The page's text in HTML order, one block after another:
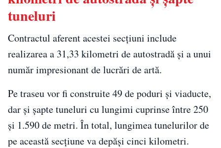
tuneluri
Contractul aferent acestei secțiuni include
realizarea a 31,33 kilometri de autostradă și a unui
număr impresionant de lucrări de artă.
Pe traseu vor fi construite 49 de poduri și viaducte,
dar și șapte tuneluri cu lungimi cuprinse între 250
și 1.590 de metri. În total, lungimea tunelurilor de
pe această secțiune va depăși cinci kilometri.